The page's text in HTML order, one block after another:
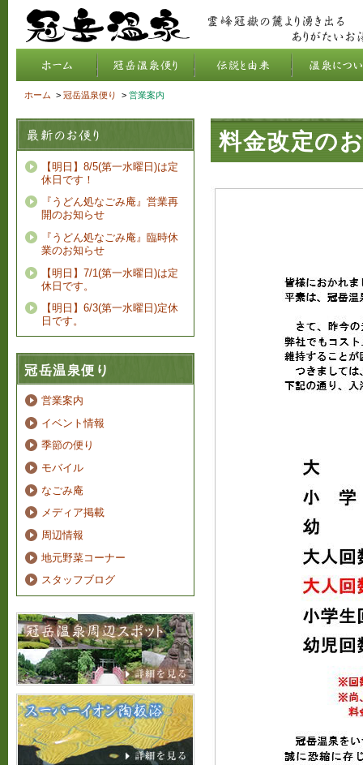
ホーム > 冠岳温泉便り > 営業案内
料金改定の
【明日】8/5(第一水曜日)は定
休日です！
『うどん処なごみ庵』営業再
開のお知らせ
『うどん処なごみ庵』臨時休
業のお知らせ
【明日】7/1(第一水曜日)は定
休日です。
【明日】6/3(第一水曜日)定休
日です。
冠岳温泉便り
営業案内
イベント情報
季節の便り
モバイル
なごみ庵
メディア掲載
周辺情報
地元野菜コーナー
スタッフブログ